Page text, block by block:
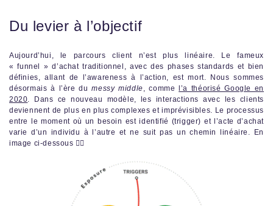
Du levier à l’objectif
Aujourd’hui, le parcours client n’est plus linéaire. Le fameux
« funnel » d’achat traditionnel, avec des phases standards et bien
définies, allant de l’awareness à l’action, est mort. Nous sommes
désormais à l’ère dumessy middle , commel’a théorisé Google en
2020 . Dans ce nouveau modèle, les interactions avec les clients
deviennent de plus en plus complexes et imprévisibles. Le processus
entre le moment où un besoin est identifié (trigger) et l’acte d’achat
varie d’un individu à l’autre et ne suit pas un chemin linéaire. En
image ci-dessous 👇🏼